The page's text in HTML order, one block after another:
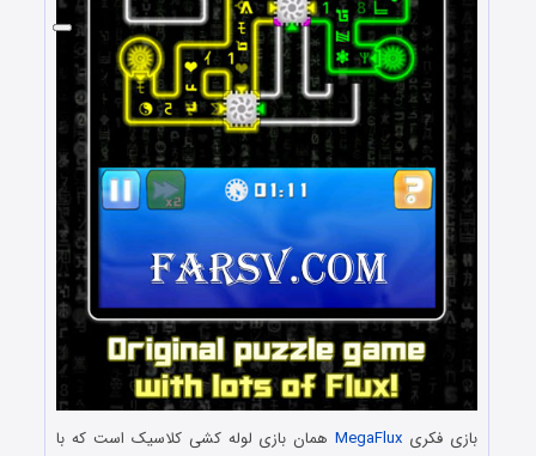
بازی فکری MegaFluxهمان بازی لوله کشی کلاسیک است که با